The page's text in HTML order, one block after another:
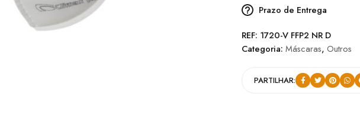
Prazo de Entrega
REF: 1720-V FFP2 NR D
Categoria: Máscaras, Outros
PARTILHAR: